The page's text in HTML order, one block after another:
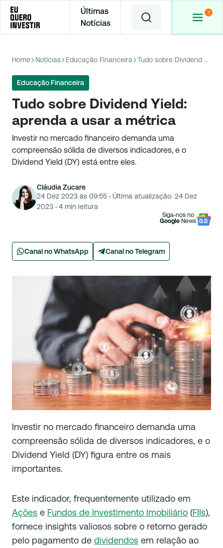
Últimas
Notícias
Home Notícias Educação Financeira Tudo sobre Dividend Yield: aprenda a usar a métrica
Educação Financeira
Tudo sobre Dividend Yield:
aprenda a usar a métrica
Investir no mercado financeiro demanda uma
compreensão sólida de diversos indicadores, e o
Dividend Yield (DY) está entre eles.
Cláudia Zucare
24 Dez 2023 às 09:55 · Última atualização: 24 Dez
2023 · 4min leitura
Siga-nos no
Google News
Canal no WhatsApp Canal no Telegram
Investir no mercado financeiro demanda uma
compreensão sólida de diversos indicadores, e o
Dividend Yield (DY) figura entre os mais
importantes.
Este indicador, frequentemente utilizado em
Ações e Fundos de Investimento Imobiliário (FIIs),
fornece insights valiosos sobre o retorno gerado
pelo pagamento de dividendos em relação ao